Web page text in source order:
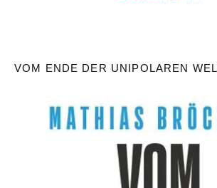
VOM ENDE DER UNIPOLAREN